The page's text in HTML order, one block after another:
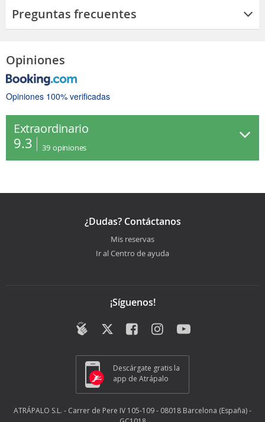
Preguntas frecuentes
Opiniones
Opiniones 100% verificadas
Extraordinario
9.3 39 opiniones
¿Dudas? Contáctanos
Mis reservas
Ir al Centro de ayuda
¡Síguenos!
Descárgate gratis la
app de Atrápalo
ATRÁPALO S.L. - Carrer de Pere IV 105-109 - 08018 Barcelona (España) -